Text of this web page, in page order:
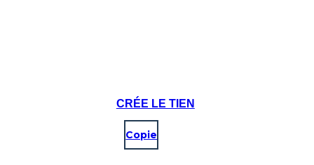
CRÉE LE TIEN
Copie